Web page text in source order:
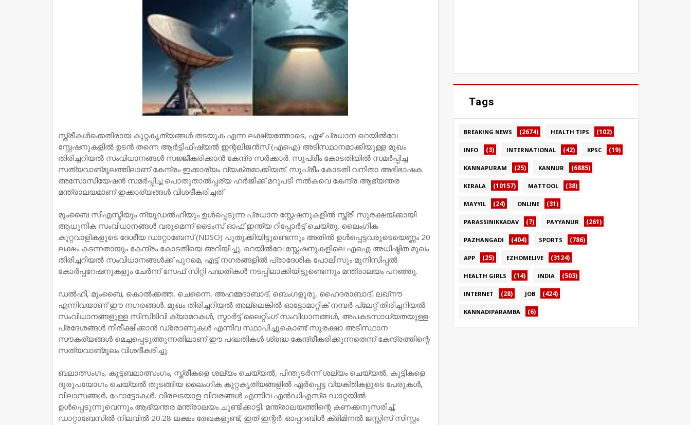
സ്ത്രീകള്‍ക്കെതിരായ കുറ്റകൃത്യങ്ങള്‍ തടയുക എന്ന ലക്ഷ്യത്തോടെ, ഏഴ് പ്രധാന റെയില്‍വേ
സ്റ്റേഷനുകളില്‍ ഉടന്‍ തന്നെ ആര്‍ട്ടിഫിഷ്യല്‍ ഇന്റലിജന്‍സ് (എഐ) അടിസ്ഥാനമാക്കിയുള്ള മുഖം
തിരിച്ചറിയല്‍ സംവിധാനങ്ങള്‍ സജ്ജീകരിക്കാന്‍ കേന്ദ്ര സര്‍ക്കാര്‍. സുപ്രീം കോടതിയില്‍ സമര്‍പ്പിച്ച
സത്യവാങ്മൂലത്തിലാണ് കേന്ദ്രം ഇക്കാര്യം വ്യക്തമാക്കിയത്. സുപ്രീം കോടതി വനിതാ അഭിഭാഷക
അസോസിയേഷന്‍ സമര്‍പ്പിച്ച പൊതുതാല്‍പ്പര്യ ഹര്‍ജിക്ക് മറുപടി നല്‍കവെ കേന്ദ്ര ആഭ്യന്തര
മന്ത്രാലയമാണ് ഇക്കാര്യങ്ങള്‍ വിശദീകരിച്ചത്
മുംബൈ സിഎസ്ടിയും ന്യൂഡല്‍ഹിയും ഉള്‍പ്പെടുന്ന പ്രധാന സ്റ്റേഷനുകളില്‍ സ്ത്രീ സുരക്ഷയ്ക്കായി
ആധുനിക സംവിധാനങ്ങള്‍ വരുമെന്ന് ടൈംസ് ഓഫ് ഇന്ത്യ റിപ്പോര്‍ട്ട് ചെയ്തു. ലൈംഗിക
കുറ്റവാളികളുടെ ദേശീയ ഡാറ്റാബേസ് (NDSO) പുതുക്കിയിട്ടുണ്ടെന്നും അതില്‍ ഉള്‍പ്പെട്ടവരുടെയെണ്ണം 20
ലക്ഷം കടന്നതായും കേന്ദ്രം കോടതിയെ അറിയിച്ചു. റെയില്‍വേ സ്റ്റേഷനുകളിലെ എഐ അധിഷ്ഠിത മുഖം
തിരിച്ചറിയല്‍ സംവിധാനങ്ങള്‍ക്ക് പുറമെ, എട്ട് നഗരങ്ങളില്‍ പ്രാദേശിക പോലീസും മുനിസിപ്പല്‍
കോര്‍പ്പറേഷനുകളും ചേര്‍ന്ന് സേഫ് സിറ്റി പദ്ധതികള്‍ നടപ്പിലാക്കിയിട്ടുണ്ടെന്നും മന്ത്രാലയം പറഞ്ഞു.
ഡല്‍ഹി, മുംബൈ, കൊല്‍ക്കത്ത, ചെന്നൈ, അഹമ്മദാബാദ്, ബെംഗളൂരു, ഹൈദരാബാദ്, ലഖ്‌നൗ
എന്നിവയാണ് ഈ നഗരങ്ങള്‍. മുഖം തിരിച്ചറിയല്‍ അല്ലെങ്കില്‍ ഓട്ടോമാറ്റിക് നമ്പര്‍ പ്ലേറ്റ് തിരിച്ചറിയല്‍
സംവിധാനങ്ങളുള്ള സിസിടിവി ക്യാമറകള്‍, സ്മാര്‍ട്ട് ലൈറ്റിംഗ് സംവിധാനങ്ങള്‍, അപകടസാധ്യതയുള്ള
പ്രദേശങ്ങള്‍ നിരീക്ഷിക്കാന്‍ ഡ്രോണുകള്‍ എന്നിവ സ്ഥാപിച്ചുകൊണ്ട് സുരക്ഷാ അടിസ്ഥാന
സൗകര്യങ്ങള്‍ മെച്ചപ്പെടുത്തുന്നതിലാണ് ഈ പദ്ധതികള്‍ ശ്രദ്ധ കേന്ദ്രീകരിക്കുന്നതെന്ന് കേന്ദ്രത്തിന്റെ
സത്യവാങ്മൂലം വിശദീകരിച്ചു.
ബലാത്സംഗം, കൂട്ടബലാത്സംഗം, സ്ത്രീകളെ ശല്യം ചെയ്യല്‍, പിന്തുടര്‍ന്ന് ശല്യം ചെയ്യല്‍, കുട്ടികളെ
ദുരുപയോഗം ചെയ്യല്‍ തുടങ്ങിയ ലൈംഗിക കുറ്റകൃത്യങ്ങളില്‍ ഏര്‍പ്പെട്ട വ്യക്തികളുടെ പേരുകള്‍,
വിലാസങ്ങള്‍, ഫോട്ടോകള്‍, വിരലടയാള വിവരങ്ങള്‍ എന്നിവ എന്‍ഡിഎസ്ഒ ഡാറ്റയില്‍
ഉള്‍പ്പെടുന്നുവെന്നും ആഭ്യന്തര മന്ത്രാലയം ചൂണ്ടിക്കാട്ടി. മന്ത്രാലയത്തിന്റെ കണക്കനുസരിച്ച്,
ഡാറ്റാബേസില്‍ നിലവില്‍ 20.28 ലക്ഷം രേഖകളുണ്ട്, ഇത് ഇന്റര്‍-ഓപ്പറബിള്‍ ക്രിമിനല്‍ ജസ്റ്റിസ് സിസ്റ്റം
Tags
BREAKING NEWS (2674) HEALTH TIPS (102)
INFO (3) INTERNATIONAL (42) KPSC (19)
KANNAPURAM (25) KANNUR (6885)
KERALA (10157) MATTOOL (38)
MAYYIL (24) ONLINE (31)
PARASSINIKKADAV (7) PAYYANUR (261)
PAZHANGADI (404) SPORTS (786)
APP (25) EZHOMELIVE (3124)
HEALTH GIRLS (14) INDIA (503)
INTERNET (28) JOB (424)
KANNADIPARAMBA (6)